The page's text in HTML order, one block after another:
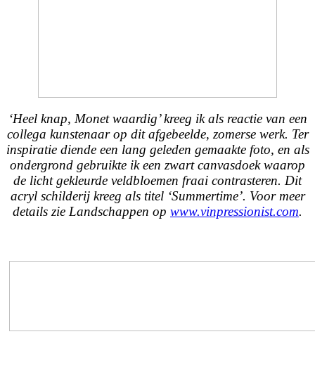
‘Heel knap, Monet waardig’ kreeg ik als reactie van een
collega kunstenaar op dit afgebeelde, zomerse werk. Ter
inspiratie diende een lang geleden gemaakte foto, en als
ondergrond gebruikte ik een zwart canvasdoek waarop
de licht gekleurde veldbloemen fraai contrasteren. Dit
acryl schilderij kreeg als titel ‘Summertime’. Voor meer
details zie Landschappen op www.vinpressionist.com.